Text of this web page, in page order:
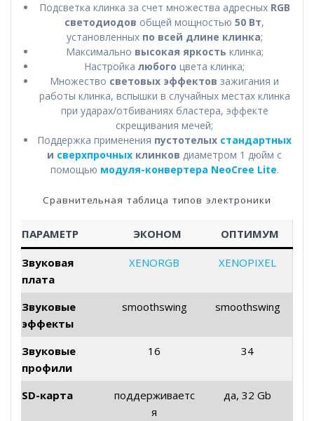
Подсветка клинка за счет множества адресных RGB
светодиодов общей мощностью 50 Вт,
установленных по всей длине клинка;
Максимально высокая яркость клинка;
Настройка любого цвета клинка;
Множество световых эффектов зажигания и
работы клинка, вспышки в случайных местах клинка
при ударах/отбиваниях бластера, эффекте
скрещивания мечей;
Поддержка применения пустотелых стандартных
и сверхпрочных клинков диаметром 1 дюйм с
помощью модуля-конвертера NeoCree Lite.
Сравнительная таблица типов электроники
ПАРАМЕТР ЭКОНОМ ОПТИМУМ
Звуковая
плата
XENORGB XENOPIXEL
Звуковые
эффекты
smoothswing smoothswing
Звуковые
профили
16 34
SD-карта
поддерживаетс
я
да, 32 Gb